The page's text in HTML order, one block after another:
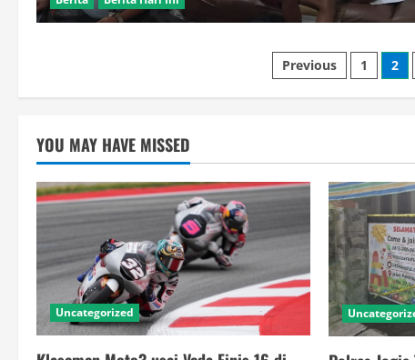
Posts
pagination
Previous 1 2
YOU MAY HAVE MISSED
Uncategorized